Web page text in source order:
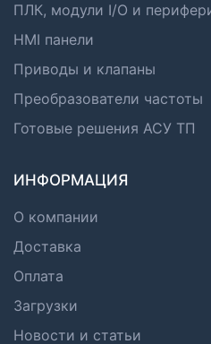
ПЛК, модули I/O и
HMI панели
Приводы и клапаны
Преобразователи частоты
Готовые решения АСУ ТП
ИНФОРМАЦИЯ
О компании
Доставка
Оплата
Загрузки
Новости и статьи